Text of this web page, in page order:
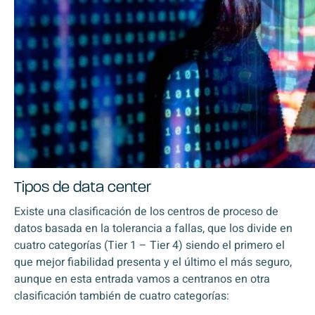
Tipos de data center
Existe una clasificación de los centros de proceso de
datos basada en la tolerancia a fallas, que los divide en
cuatro categorías (Tier 1 – Tier 4) siendo el primero el
que mejor fiabilidad presenta y el último el más seguro,
aunque en esta entrada vamos a centranos en otra
clasificación también de cuatro categorías: